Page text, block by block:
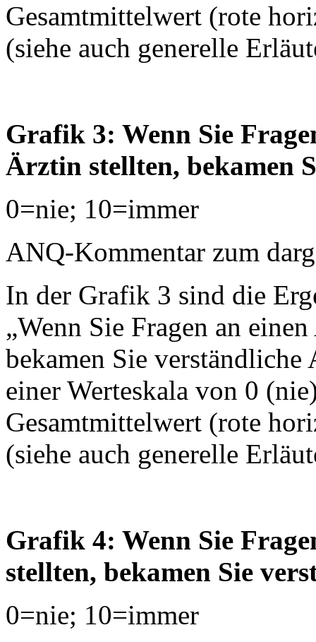
Gesamtmittelwert (rote
(siehe auch generelle
Grafik 3: Wenn Sie
Ärztin stellten, bekamen
0=nie; 10=immer
ANQ-Kommentar zum
In der Grafik 3 sind die
„Wenn Sie Fragen an
bekamen Sie
einer Werteskala von 0
Gesamtmittelwert (rote
(siehe auch generelle
Grafik 4: Wenn Sie
stellten, bekamen Sie
0=nie; 10=immer